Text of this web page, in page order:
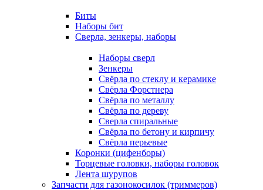
Биты
Наборы бит
Сверла, зенкеры, наборы
Наборы сверл
Зенкеры
Свёрла по стеклу и керамике
Свёрла Форстнера
Свёрла по металлу
Свёрла по дереву
Сверла спиральные
Свёрла по бетону и кирпичу
Свёрла перьевые
Коронки (цифенборы)
Торцевые головки, наборы головок
Лента шурупов
Запчасти для газонокосилок (триммеров)